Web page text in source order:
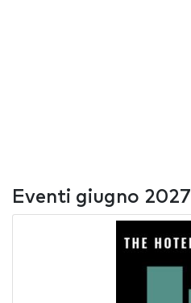
Eventi giugno 2027